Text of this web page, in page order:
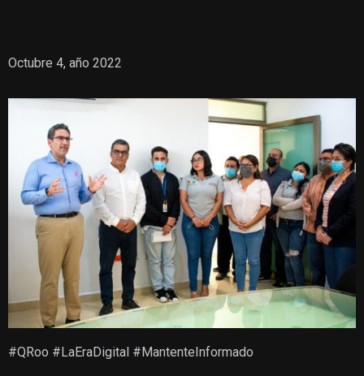
Octubre 4, año 2022
#QRoo #LaEraDigital #MantenteInformado